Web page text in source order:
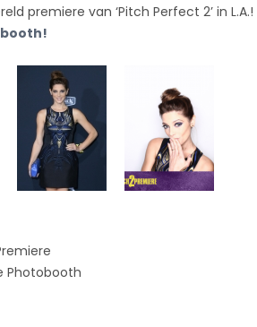
premiere van ‘Pitch Perfect 2’ in L.A.!
Photobooth